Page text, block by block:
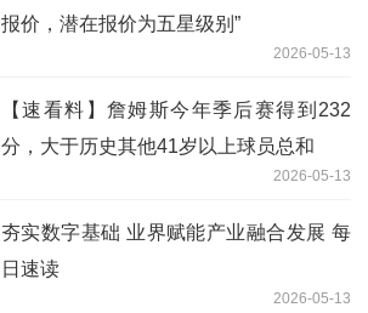
报价，潜在报价为五星级别”
2026-05-13
【速看料】詹姆斯今年季后赛得到232
分，大于历史其他41岁以上球员总和
2026-05-13
夯实数字基础 业界赋能产业融合发展 每
日速读
2026-05-13